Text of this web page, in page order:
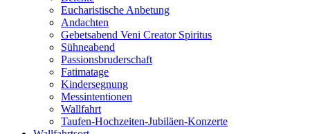
Eucharistische Anbetung
Andachten
Gebetsabend Veni Creator Spiritus
Sühneabend
Passionsbruderschaft
Fatimatage
Kindersegnung
Messintentionen
Wallfahrt
Taufen-Hochzeiten-Jubiläen-Konzerte